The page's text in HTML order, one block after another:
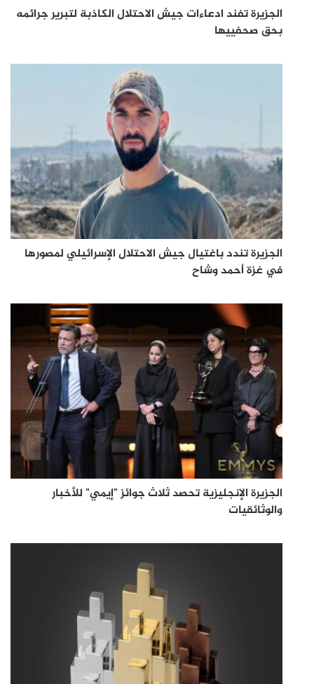
الجزيرة تفند ادعاءات جيش الاحتلال الكاذبة لتبرير جرائمه
بحق صحفييها
الجزيرة تندد باغتيال جيش الاحتلال الإسرائيلي لمصورها
في غزة أحمد وشاح
الجزيرة الإنجليزية تحصد ثلاث جوائز "إيمي" للأخبار
والوثائقيات